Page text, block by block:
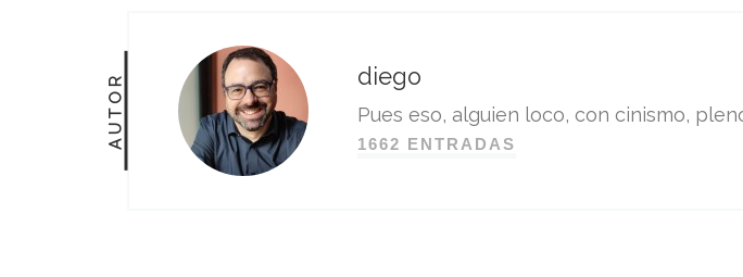
AUTOR diego
Pues eso, alguien loco, con cinismo,
1662 ENTRADAS